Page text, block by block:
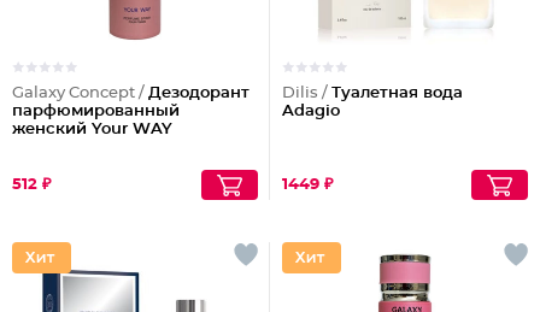
Galaxy Concept / Дезодорант
парфюмированный
женский Your WAY
512 ₽
Dilis / Туалетная вода
Adagio
1449 ₽